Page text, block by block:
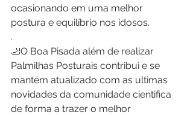
ocasionando em uma melhor
postura e equilíbrio nos idosos.
.
🦶O Boa Pisada além de realizar
Palmilhas Posturais contribui e se
mantém atualizado com as ultimas
novidades da comunidade cientifica
de forma a trazer o melhor